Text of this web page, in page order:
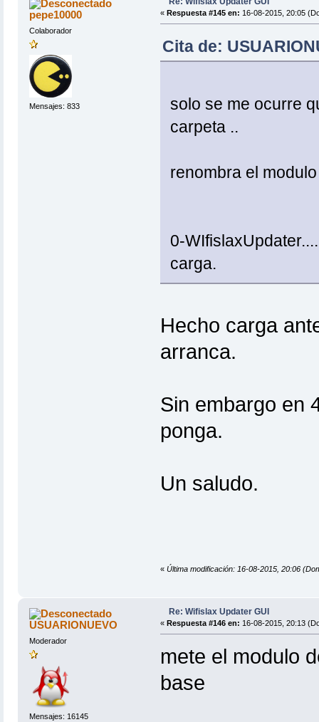
pepe10000
Colaborador
Mensajes: 833
« Respuesta #145 en: 16-08-2015, 20:05
Cita de:
solo se me ocurre
carpeta ..
renombra el
0-
carga.
Hecho carga
arranca.
Sin embargo en
ponga.
Un saludo.
« Última modificación: 16-08-2015, 20:06
USUARIONUEVO
Moderador
Mensajes: 16145
Re: Wifislax Updater GUI
« Respuesta #146 en: 16-08-2015, 20:13
mete el modulo
base